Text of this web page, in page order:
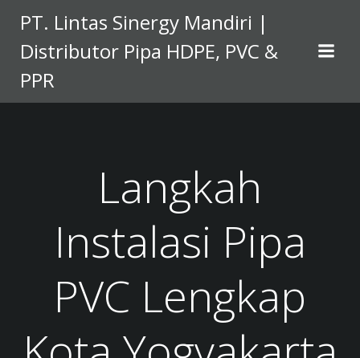
to
content
PT. Lintas Sinergy Mandiri |
Distributor Pipa HDPE, PVC &
PPR
Langkah
Instalasi Pipa
PVC Lengkap